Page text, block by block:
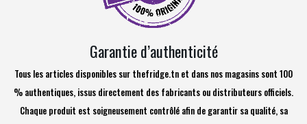
Garantie d’authenticité
Tous les articles disponibles sur thefridge.tn et dans nos magasins sont 100
% authentiques, issus directement des fabricants ou distributeurs officiels.
Chaque produit est soigneusement contrôlé afin de garantir sa qualité, sa